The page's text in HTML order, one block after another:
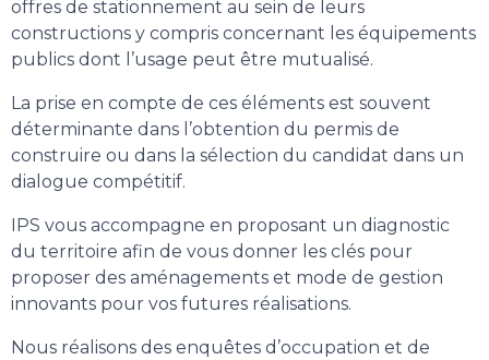
offres de stationnement au sein de leurs
constructions y compris concernant les équipements
publics dont l’usage peut être mutualisé.
La prise en compte de ces éléments est souvent
déterminante dans l’obtention du permis de
construire ou dans la sélection du candidat dans un
dialogue compétitif.
IPS vous accompagne en proposant un diagnostic
du territoire afin de vous donner les clés pour
proposer des aménagements et mode de gestion
innovants pour vos futures réalisations.
Nous réalisons des enquêtes d’occupation et de